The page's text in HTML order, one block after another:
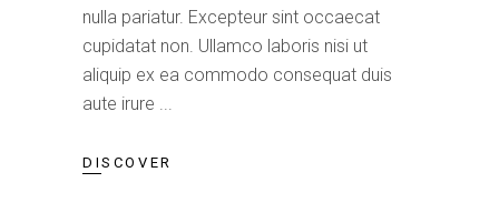
nulla pariatur. Excepteur sint occaecat
cupidatat non. Ullamco laboris nisi ut
aliquip ex ea commodo consequat duis
aute irure
DISCOVER